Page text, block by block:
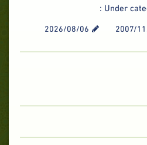
Under
2007/
2026/08/06